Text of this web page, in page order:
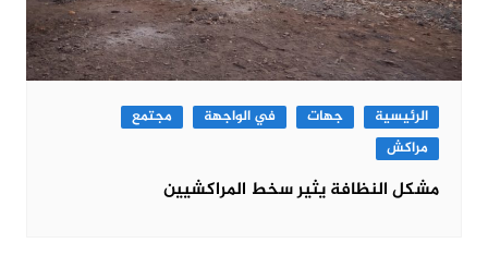
الرئيسية جهات في الواجهة
مجتمع
مراكش
مشكل النظافة يثير سخط المراكشيين